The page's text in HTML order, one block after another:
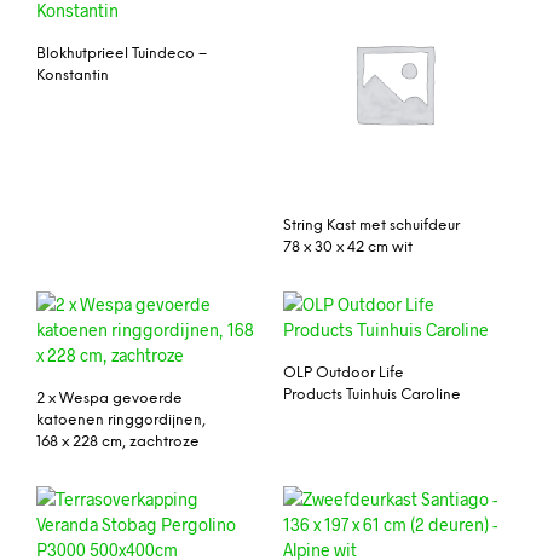
Blokhutprieel Tuindeco –
Konstantin
String Kast met schuifdeur
78 x 30 x 42 cm wit
2 x Wespa gevoerde
katoenen ringgordijnen,
168 x 228 cm, zachtroze
OLP Outdoor Life
Products Tuinhuis Caroline